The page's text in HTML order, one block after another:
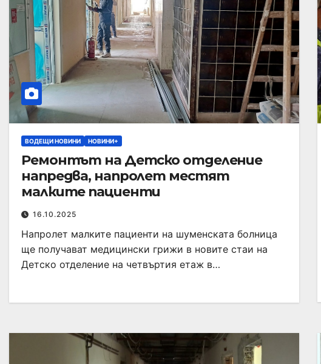
ВОДЕЩИ НОВИНИ НОВИНИ+
Ремонтът на Детско отделение
напредва, напролет местят
малките пациенти
16.10.2025
Напролет малките пациенти на шуменската болница
ще получават медицински грижи в новите стаи на
Детско отделение на четвъртия етаж в…